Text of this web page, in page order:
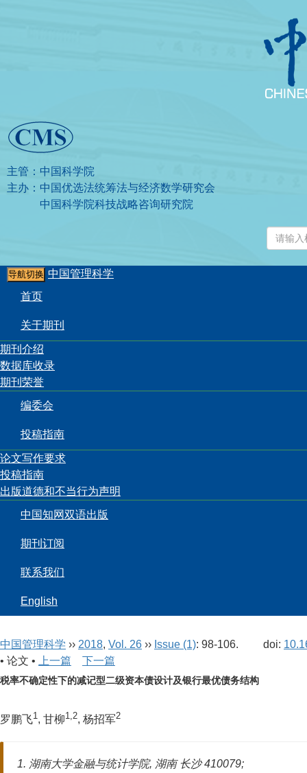
主管：中国科学院
主办：中国优选法统筹法与经济数学研究会
中国科学院科技战略咨询研究院
导航切换 中国管理科学
首页
关于期刊
期刊介绍
数据库收录
期刊荣誉
编委会
投稿指南
论文写作要求
投稿指南
出版道德和不当行为声明
中国知网双语出版
期刊订阅
联系我们
English
中国管理科学 ›› 2018, Vol. 26 ›› Issue (1): 98-106. doi:
• 论文 •
上一篇 下一篇
税率不确定性下的减记型二级资本债设计及银行最优债务结构
罗鹏飞1, 甘柳1,2, 杨招军2
1. 湖南大学金融与统计学院, 湖南 长沙 410079;